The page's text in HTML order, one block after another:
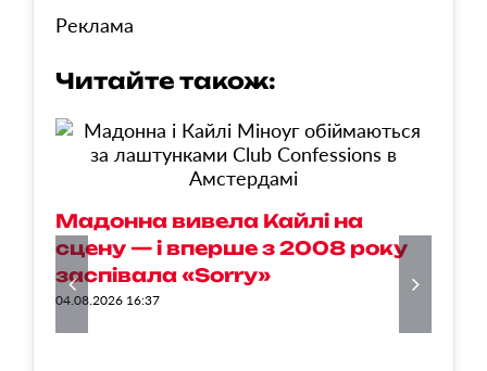
Реклама
Читайте також:
Мадонна вивела Кайлі на
сцену — і вперше з 2008 року
заспівала «Sorry»
04.08.2026 16:37